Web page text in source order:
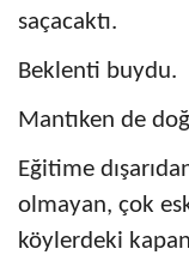
saçacaktı.
Beklenti buydu.
Mantıken de
Eğitime
olmayan, çok
köylerdeki